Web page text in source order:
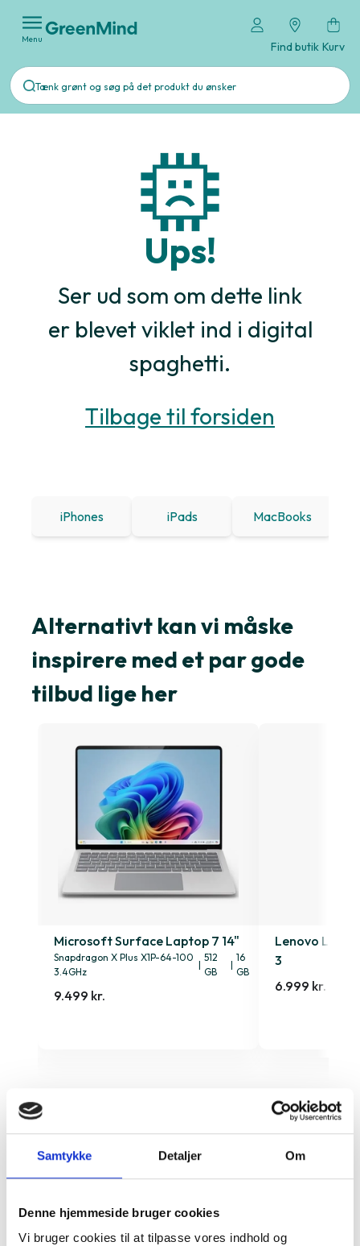
Samtykke Detaljer Om
Denne hjemmeside bruger cookies
Vi bruger cookies til at tilpasse vores indhold og
Menu
Find butik Kurv
Ups!
Ser ud som om dette link
er blevet viklet ind i digital
spaghetti.
Tilbage til forsiden
iPhones iPads MacBooks
Alternativt kan vi måske
inspirere med et par gode
tilbud lige her
Microsoft Surface Laptop 7 14"
Snapdragon X Plus X1P-64-100
3.4GHz
|
512
GB
|
16
GB
9.499 kr.
Lenovo
3
6.999 kr.